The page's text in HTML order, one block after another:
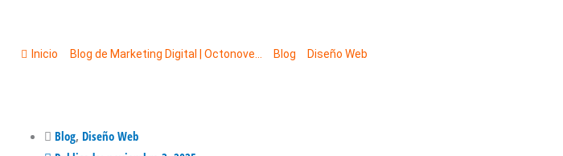
Inicio Blog de Marketing Digital | Octonove... Blog Diseño Web
Blog, Diseño Web